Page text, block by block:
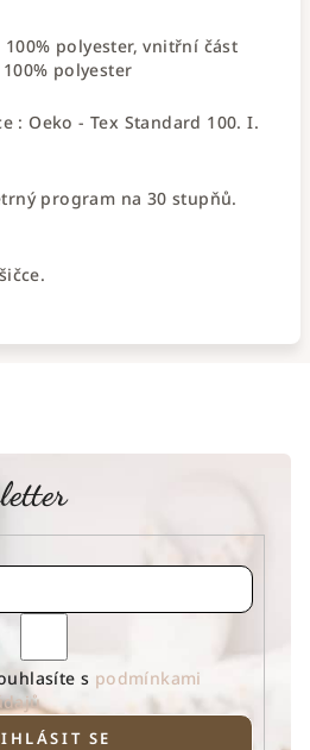
polyester, vnitřní část
polyester
: Oeko - Tex Standard 100. I.
program na 30 stupňů.
s podmínkami
SE